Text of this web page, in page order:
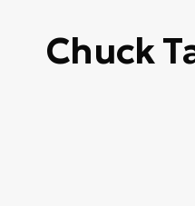
Chuck